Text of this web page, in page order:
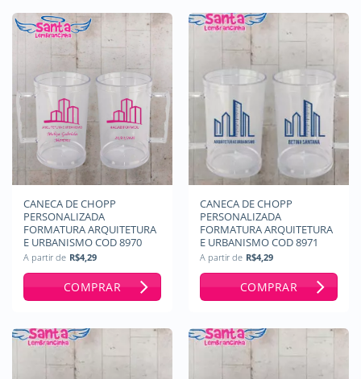
CANECA DE CHOPP
PERSONALIZADA
FORMATURA ARQUITETURA
E URBANISMO COD 8970
A partir de R$4,29
COMPRAR
CANECA DE CHOPP
PERSONALIZADA
FORMATURA ARQUITETURA
E URBANISMO COD 8971
A partir de R$4,29
COMPRAR